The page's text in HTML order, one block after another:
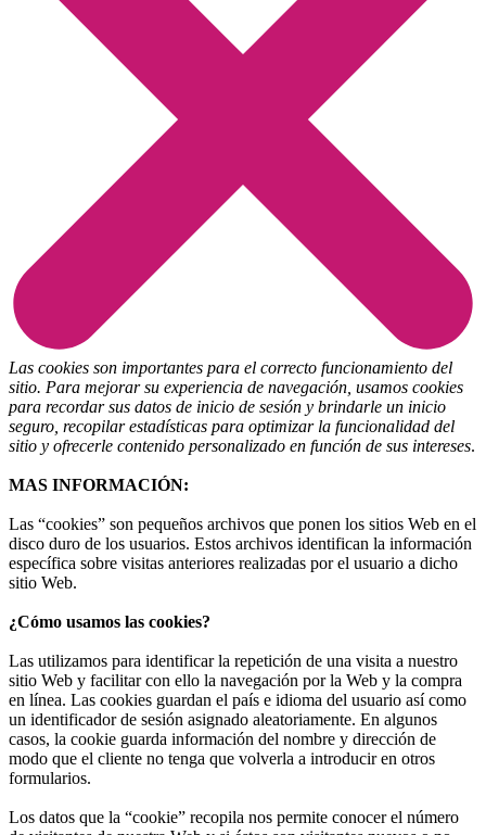
Las cookies son importantes para el correcto funcionamiento del
sitio. Para mejorar su experiencia de navegación, usamos cookies
para recordar sus datos de inicio de sesión y brindarle un inicio
seguro, recopilar estadísticas para optimizar la funcionalidad del
sitio y ofrecerle contenido personalizado en función de sus intereses.
MAS INFORMACIÓN:
Las “cookies” son pequeños archivos que ponen los sitios Web en el
disco duro de los usuarios. Estos archivos identifican la información
específica sobre visitas anteriores realizadas por el usuario a dicho
sitio Web.
¿Cómo usamos las cookies?
Las utilizamos para identificar la repetición de una visita a nuestro
sitio Web y facilitar con ello la navegación por la Web y la compra
en línea. Las cookies guardan el país e idioma del usuario así como
un identificador de sesión asignado aleatoriamente. En algunos
casos, la cookie guarda información del nombre y dirección de
modo que el cliente no tenga que volverla a introducir en otros
formularios.
Los datos que la “cookie” recopila nos permite conocer el número